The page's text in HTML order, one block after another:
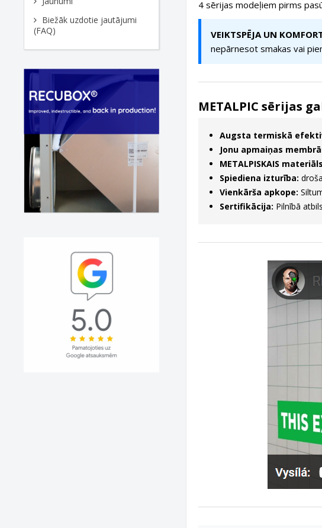
Biežāk uzdotie jautājumi
(FAQ)
4 sērijas modeļiem pirms
VEIKTSPĒJA UN
nepārnesot smakas vai
METALPIC sērijas
Augsta termiskā
Jonu apmaiņas
METALPISKAIS
Spiediena izturība:
Vienkārša apkope:
Sertifikācija: Pilnībā